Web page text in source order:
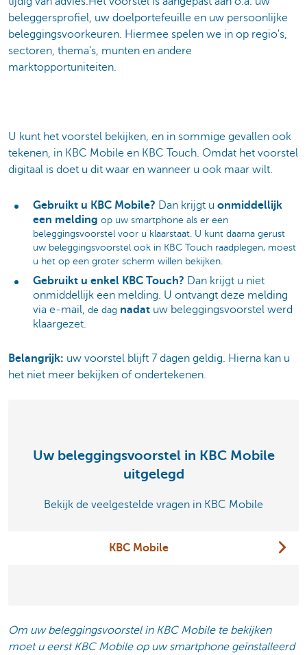
beleggersprofiel, uw doelportefeuille en uw persoonlijke
beleggingsvoorkeuren. Hiermee spelen we in op regio's,
sectoren, thema's, munten en andere
marktopportuniteiten.
U kunt het voorstel bekijken, en in sommige gevallen ook
tekenen, in KBC Mobile en KBC Touch. Omdat het voorstel
digitaal is doet u dit waar en wanneer u ook maar wilt.
Gebruikt u KBC Mobile? Dan krijgt u onmiddellijk
een melding op uw smartphone als er een
beleggingsvoorstel voor u klaarstaat. U kunt daarna gerust
uw beleggingsvoorstel ook in KBC Touch raadplegen, moest
u het op een groter scherm willen bekijken.
Gebruikt u enkel KBC Touch? Dan krijgt u niet
onmiddellijk een melding. U ontvangt deze melding
via e-mail, de dag nadat uw beleggingsvoorstel werd
klaargezet.
Belangrijk: uw voorstel blijft 7 dagen geldig. Hierna kan u
het niet meer bekijken of ondertekenen.
Uw beleggingsvoorstel in KBC Mobile
uitgelegd
Bekijk de veelgestelde vragen in KBC Mobile
KBC Mobile
Om uw beleggingsvoorstel in KBC Mobile te bekijken
moet u eerst KBC Mobile op uw smartphone geïnstalleerd